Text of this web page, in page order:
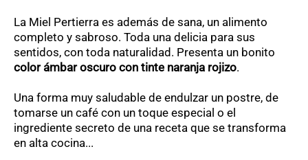
La Miel Pertierra es además de sana, un alimento
completo y sabroso. Toda una delicia para sus
sentidos, con toda naturalidad. Presenta un bonito
color ámbar oscuro con tinte naranja rojizo.
Una forma muy saludable de endulzar un postre, de
tomarse un café con un toque especial o el
ingrediente secreto de una receta que se transforma
en alta cocina...